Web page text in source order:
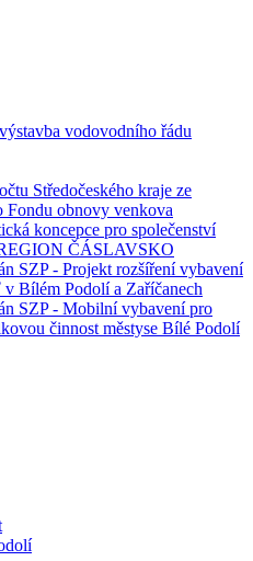
vodovodního řádu
Středočeského kraje ze
Fondu obnovy venkova
koncepce pro společenství
ČÁSLAVSKO
SZP - Projekt rozšíření vybavení
Bílém Podolí a Zaříčanech
SZP - Mobilní vybavení pro
činnost městyse Bílé Podolí